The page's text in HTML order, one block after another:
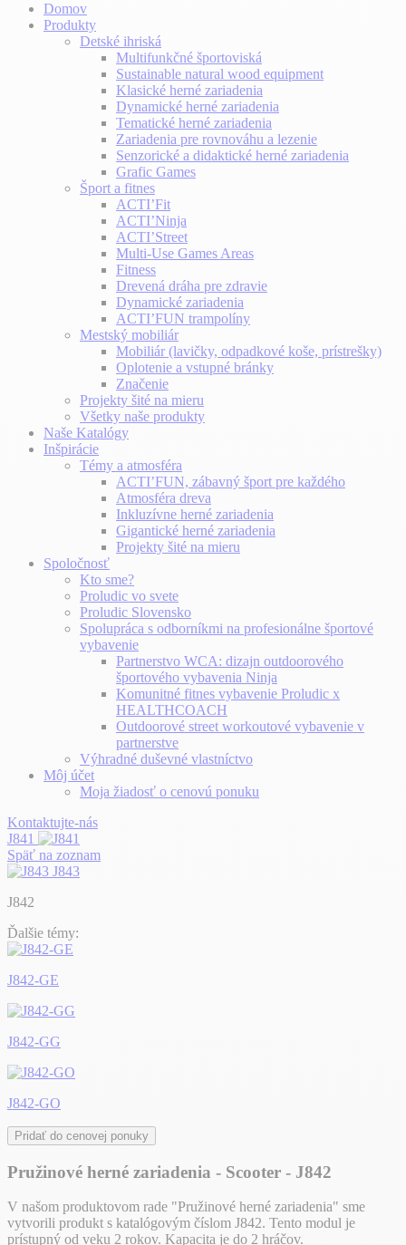
Domov
Produkty
Detské ihriská
Multifunkčné športoviská
Sustainable natural wood equipment
Klasické herné zariadenia
Dynamické herné zariadenia
Tematické herné zariadenia
Zariadenia pre rovnováhu a lezenie
Senzorické a didaktické herné zariadenia
Grafic Games
Šport a fitnes
ACTI’Fit
ACTI’Ninja
ACTI’Street
Multi-Use Games Areas
Fitness
Drevená dráha pre zdravie
Dynamické zariadenia
ACTI’FUN trampolíny
Mestský mobiliár
Mobiliár (lavičky, odpadkové koše, prístrešky)
Oplotenie a vstupné bránky
Značenie
Projekty šité na mieru
Všetky naše produkty
Naše Katalógy
Inšpirácie
Témy a atmosféra
ACTI’FUN, zábavný šport pre každého
Atmosféra dreva
Inkluzívne herné zariadenia
Gigantické herné zariadenia
Projekty šité na mieru
Spoločnosť
Kto sme?
Proludic vo svete
Proludic Slovensko
Spolupráca s odborníkmi na profesionálne športové
vybavenie
Partnerstvo WCA: dizajn outdoorového
športového vybavenia Ninja
Komunitné fitnes vybavenie Proludic x
HEALTHCOACH
Outdoorové street workoutové vybavenie v
partnerstve
Výhradné duševné vlastníctvo
Môj účet
Moja žiadosť o cenovú ponuku
Kontaktujte-nás
J841
Späť na zoznam
J843
J842
Ďalšie témy:
J842-GE
J842-GG
J842-GO
Pridať do cenovej ponuky
Pružinové herné zariadenia - Scooter - J842
V našom produktovom rade "Pružinové herné zariadenia" sme
vytvorili produkt s katalógovým číslom J842. Tento modul je
prístupný od veku 2 rokov. Kapacita je do 2 hráčov.